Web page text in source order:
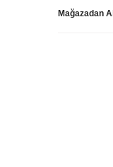
Mağazadan Al